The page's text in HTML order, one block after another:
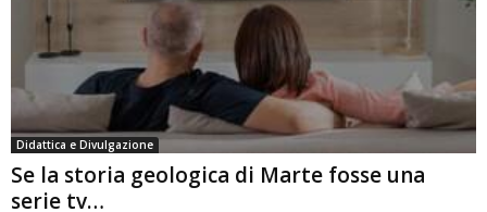
Didattica e Divulgazione
Se la storia geologica di Marte fosse una
serie tv…